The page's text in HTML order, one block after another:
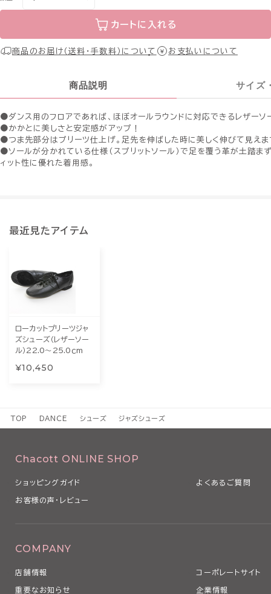
カートに入れる
商品のお届け（送料・手数料）について お支払いについて
商品説明 サイズ
●ダンス用のフロアであれば、ほぼオールラウンドに対応できるレザーソ
●かかとに美しさと安定感がアップ！
●つま先部分はプリーツ仕上げ。足先を伸ばした時に美しく伸びて見えま
●ソールが分かれている仕様（スプリットソール）で足を覆う革が土踏ま
ィット性に優れた着用感。
最近見たアイテム
ローカットプリーツジャ
ズシューズ（レザーソー
ル）22.0～25.0ｃm
¥10,450
TOP DANCE シューズ ジャズシューズ
Chacott ONLINE SHOP
ショッピングガイド よくあるご質問
お客様の声・レビュー
COMPANY
店舗情報 コーポレートサイト
重要なお知らせ 企業情報